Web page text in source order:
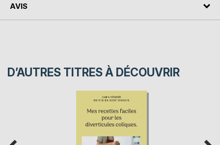
AVIS
D’AUTRES TITRES À DÉCOUVRIR